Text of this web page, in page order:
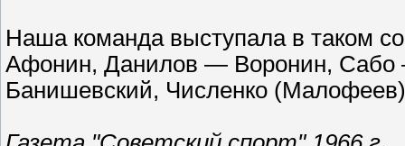
Наша команда выступала в таком
Афонин, Данилов — Воронин, Сабо
Банишевский, Численко